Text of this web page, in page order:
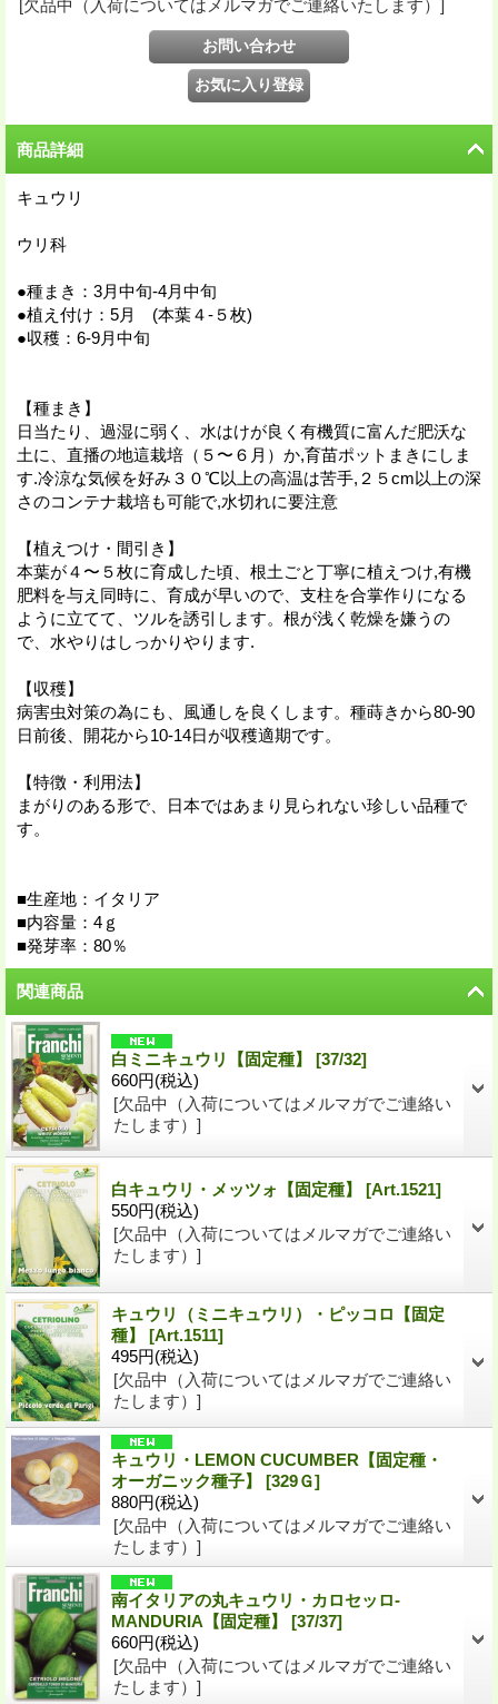
[欠品中（入荷についてはメルマガでご連絡いたします）]
商品詳細
キュウリ
ウリ科
●種まき：3月中旬-4月中旬
●植え付け：5月 (本葉４-５枚)
●収穫：6-9月中旬
【種まき】
日当たり、過湿に弱く、水はけが良く有機質に富んだ肥沃な
土に、直播の地這栽培（５〜６月）か,育苗ポットまきにしま
す.冷涼な気候を好み３０℃以上の高温は苦手,２５cm以上の深
さのコンテナ栽培も可能で,水切れに要注意
【植えつけ・間引き】
本葉が４〜５枚に育成した頃、根土ごと丁寧に植えつけ,有機
肥料を与え同時に、育成が早いので、支柱を合掌作りになる
ように立てて、ツルを誘引します。根が浅く乾燥を嫌うの
で、水やりはしっかりやります.
【収穫】
病害虫対策の為にも、風通しを良くします。種蒔きから80-90
日前後、開花から10-14日が収穫適期です。
【特徴・利用法】
まがりのある形で、日本ではあまり見られない珍しい品種で
す。
■生産地：イタリア
■内容量：4ｇ
■発芽率：80％
関連商品
白ミニキュウリ【固定種】 [37/32]
660円(税込)
[欠品中（入荷についてはメルマガでご連絡い
たします）]
白キュウリ・メッツォ【固定種】 [Art.1521]
550円(税込)
[欠品中（入荷についてはメルマガでご連絡い
たします）]
キュウリ（ミニキュウリ）・ピッコロ【固定
種】 [Art.1511]
495円(税込)
[欠品中（入荷についてはメルマガでご連絡い
たします）]
キュウリ・LEMON CUCUMBER【固定種・
オーガニック種子】 [329Ｇ]
880円(税込)
[欠品中（入荷についてはメルマガでご連絡い
たします）]
南イタリアの丸キュウリ・カロセッロ-
MANDURIA【固定種】 [37/37]
660円(税込)
[欠品中（入荷についてはメルマガでご連絡い
たします）]